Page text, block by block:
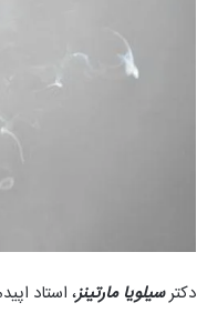
دکترسیلویا مارتینز، استاد